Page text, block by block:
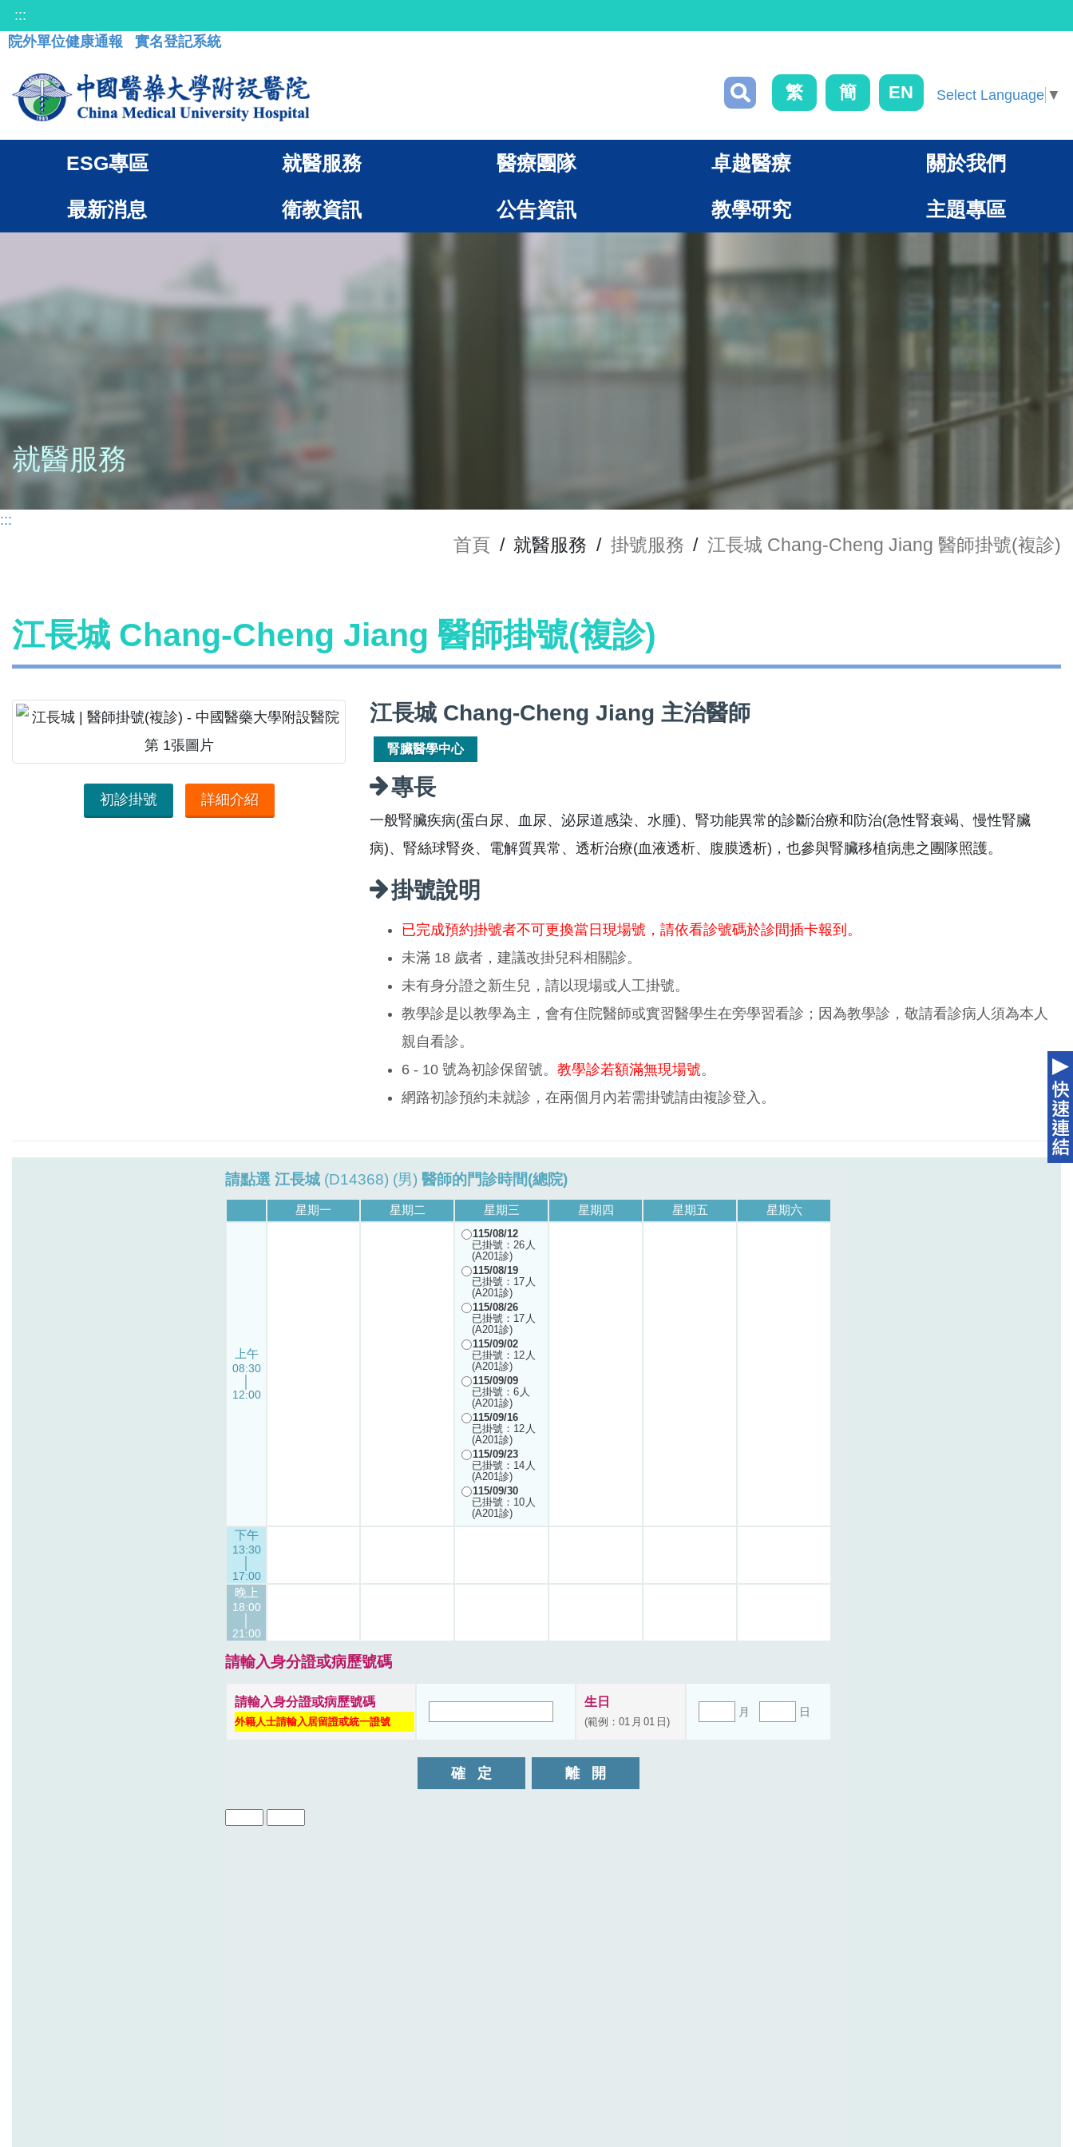
:::
院外單位健康通報
實名登記系統
繁 簡 EN Select Language ▼
ESG專區 就醫服務 醫療團隊 卓越醫療 關於我們
最新消息 衛教資訊 公告資訊 教學研究 主題專區
就醫服務
:::
首頁 / 就醫服務 / 掛號服務 / 江長城 Chang-Cheng Jiang 醫師掛號(複診)
江長城 Chang-Cheng Jiang 醫師掛號(複診)
初診掛號 詳細介紹
江長城 Chang-Cheng Jiang 主治醫師
腎臟醫學中心
專長
一般腎臟疾病(蛋白尿、血尿、泌尿道感染、水腫)、腎功能異常的診斷治療和防治(急性腎衰竭、慢性腎臟
病)、腎絲球腎炎、電解質異常、透析治療(血液透析、腹膜透析)，也參與腎臟移植病患之團隊照護。
掛號說明
已完成預約掛號者不可更換當日現場號，請依看診號碼於診間插卡報到。
未滿 18 歲者，建議改掛兒科相關診。
未有身分證之新生兒，請以現場或人工掛號。
教學診是以教學為主，會有住院醫師或實習醫學生在旁學習看診；因為教學診，敬請看診病人須為本人
親自看診。
6 - 10 號為初診保留號。 教學診若額滿無現場號。
網路初診預約未就診，在兩個月內若需掛號請由複診登入。